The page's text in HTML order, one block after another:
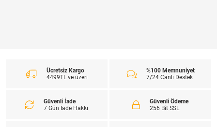
Ücretsiz Kargo
4499TL ve üzeri
%100 Memnuniyet
7/24 Canlı Destek
Güvenli İade
7 Gün İade Hakkı
Güvenli Ödeme
256 Bit SSL